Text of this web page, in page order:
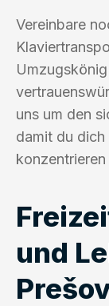
Vereinbare
uns um den
damit du
konzentrieren
und